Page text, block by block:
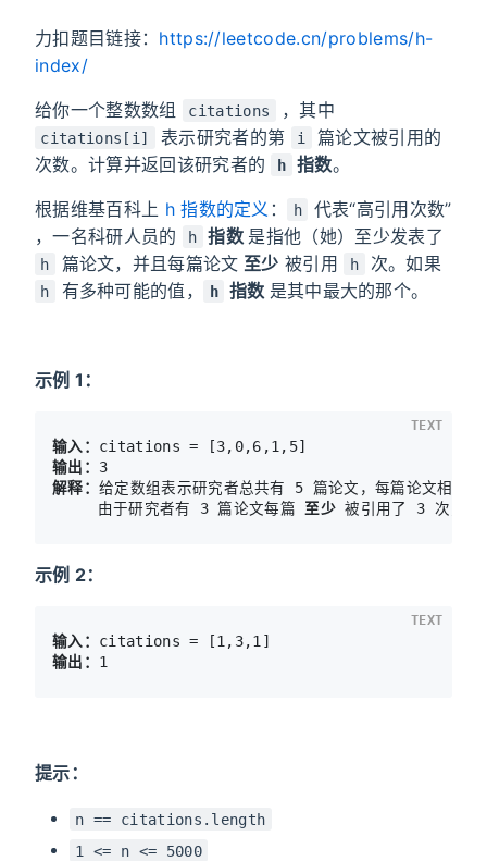
力扣题目链接： https://leetcode.cn/problems/h-
index/
给你一个整数数组 citations ，其中
citations[i] 表示研究者的第 i
篇论文被引用的
次数。计算并返回该研究者的
h 指数。
根据维基百科上 h 指数的定义 ： h
代表“高引用次数”
，一名科研人员的
h 指数 是指他（她）至少发表了
h 篇论文，并且每篇论文 至少 被引用 h 次。如果
h 有多种可能的值， h 指数 是其中最大的那个。
示例 1：
输入： citations = [3,0,6,1,5]
输出：
解释： 给定数组表示研究者总共有 5 篇论文，每篇论文相应
由于研究者有 3 篇论文每篇 至少 被引用了 3 次，其
TEXT
示例 2：
输入：
输出：
TEXT
提示：
n == citations.length
1 <= n <= 5000